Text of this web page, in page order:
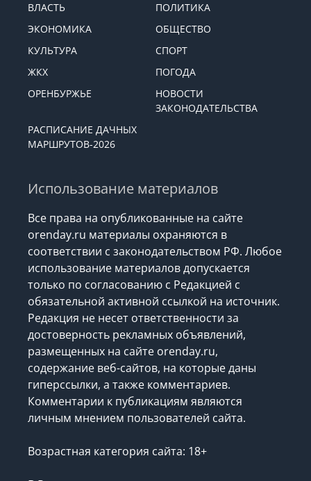
ВЛАСТЬ
ПОЛИТИКА
ЭКОНОМИКА
ОБЩЕСТВО
КУЛЬТУРА
СПОРТ
ЖКХ
ПОГОДА
ОРЕНБУРЖЬЕ
НОВОСТИ
ЗАКОНОДАТЕЛЬСТВА
РАСПИСАНИЕ ДАЧНЫХ
МАРШРУТОВ-2026
Использование материалов
Все права на опубликованные на сайте
orenday.ru материалы охраняются в
соответствии с законодательством РФ. Любое
использование материалов допускается
только по согласованию с Редакцией с
обязательной активной ссылкой на источник.
Редакция не несет ответственности за
достоверность рекламных объявлений,
размещенных на сайте orenday.ru,
содержание веб-сайтов, на которые даны
гиперссылки, а также комментариев.
Комментарии к публикациям являются
личным мнением пользователей сайта.
Возрастная категория сайта: 18+